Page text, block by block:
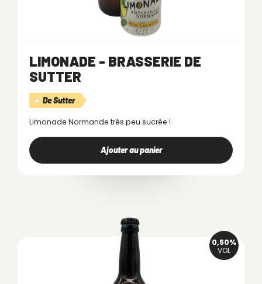
LIMONADE - BRASSERIE DE
SUTTER
De Sutter
Limonade Normande très peu sucrée !
Ajouter au panier
0,50%
VOL